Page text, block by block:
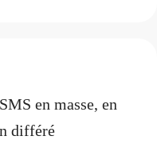
en masse, en
différé